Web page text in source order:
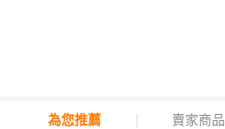
為您推薦 賣家商品